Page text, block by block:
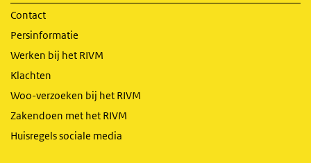
Contact
Persinformatie
Werken bij het RIVM
Klachten
Woo-verzoeken bij het RIVM
Zakendoen met het RIVM
Huisregels sociale media